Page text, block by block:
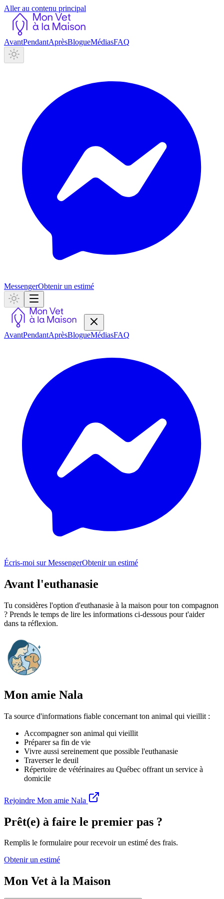
Aller au contenu principal
AvantPendantAprèsBlogueMédiasFAQ
MessengerObtenir un estimé
AvantPendantAprèsBlogueMédiasFAQ
Écris-moi sur MessengerObtenir un estimé
Avant l'euthanasie
Tu considères l'option d'euthanasie à la maison pour ton compagnon
? Prends le temps de lire les informations ci-dessous pour t'aider
dans ta réflexion.
Mon amie Nala
Ta source d'informations fiable concernant ton animal qui vieillit :
Accompagner son animal qui vieillit
Préparer sa fin de vie
Vivre aussi sereinement que possible l'euthanasie
Traverser le deuil
Répertoire de vétérinaires au Québec offrant un service à
domicile
Rejoindre Mon amie Nala
Prêt(e) à faire le premier pas ?
Remplis le formulaire pour recevoir un estimé des frais.
Obtenir un estimé
Mon Vet à la Maison